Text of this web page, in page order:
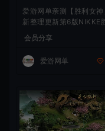
爱游网单亲测【胜利女神
新整理更新第6版NIKKE
版本官服GM可无限抽卡
情免虚拟机一键端视频安
学
会员分享
爱游网单